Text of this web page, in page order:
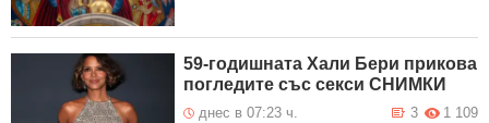
59-годишната Хали Бери прикова
погледите със секси СНИМКИ
днес в 07:23 ч. 1 109
3